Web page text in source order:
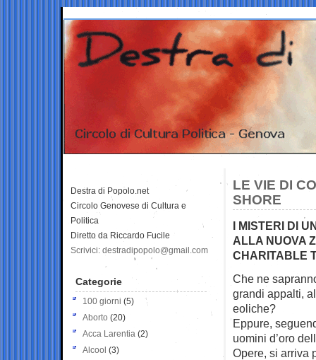
LE VIE DI
SHORE
I MISTERI DI
ALLA NUOVA
CHARITABLE
Che ne
grandi appalti,
eoliche?
Eppure,
uomini d’oro
Opere, si arriva
Destra di Popolo.net
Circolo Genovese di Cultura e
Politica
Diretto da Riccardo Fucile
Scrivici: destradipopolo@gmail.com
Categorie
100 giorni (5)
Aborto (20)
Acca Larentia (2)
Alcool (3)